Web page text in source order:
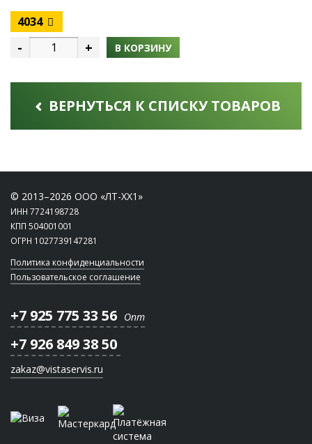
4034
- + В КОРЗИНУ
ВЕРНУТЬСЯ К СПИСКУ ТОВАРОВ
© 2013–2026 ООО «ЛТ-ХХ1»
ИНН 7724198728
КПП 504001001
ОГРН 1027739147281
Политика конфиденциальности
Пользовательское соглашение
+7 925 775 33 56 Опт
+7 926 849 38 50
zakaz@vistaservis.ru